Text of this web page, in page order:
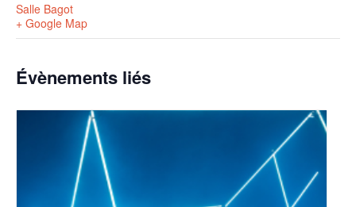
Salle Bagot
+ Google Map
Évènements liés